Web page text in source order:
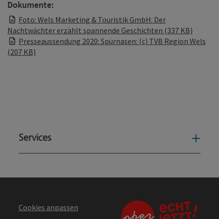
Dokumente:
Foto: Wels Marketing & Touristik GmbH: Der
Nachtwächter erzählt spannende Geschichten (337 KB)
Presseaussendung 2020: Spürnasen: (c) TVB Region Wels
(207 KB)
Services
Cookies anpassen